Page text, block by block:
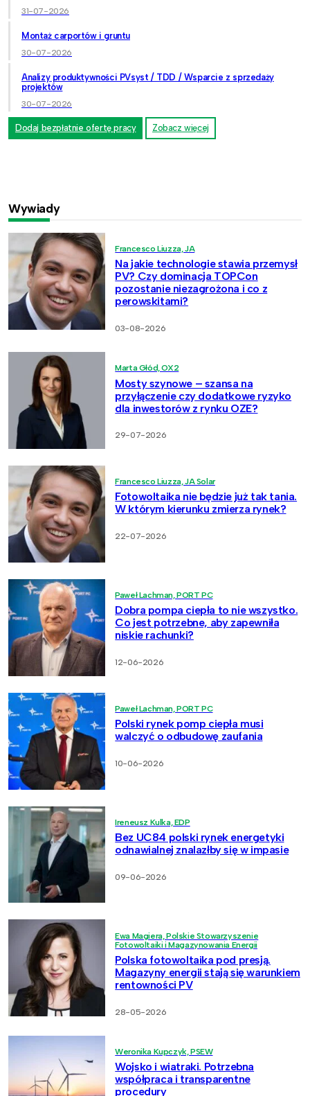
31-07-2026
Montaż carportów i gruntu
30-07-2026
Analizy produktywności PVsyst / TDD / Wsparcie z sprzedaży
projektów
30-07-2026
Dodaj bezpłatnie ofertę pracy Zobacz więcej
Wywiady
Francesco Liuzza, JA
Na jakie technologie stawia przemysł
PV? Czy dominacja TOPCon
pozostanie niezagrożona i co z
perowskitami?
03-08-2026
Marta Głód, OX2
Mosty szynowe – szansa na
przyłączenie czy dodatkowe ryzyko
dla inwestorów z rynku OZE?
29-07-2026
Francesco Liuzza, JA Solar
Fotowoltaika nie będzie już tak tania.
W którym kierunku zmierza rynek?
22-07-2026
Paweł Lachman, PORT PC
Dobra pompa ciepła to nie wszystko.
Co jest potrzebne, aby zapewniła
niskie rachunki?
12-06-2026
Paweł Lachman, PORT PC
Polski rynek pomp ciepła musi
walczyć o odbudowę zaufania
10-06-2026
Ireneusz Kulka, EDP
Bez UC84 polski rynek energetyki
odnawialnej znalazłby się w impasie
09-06-2026
Ewa Magiera, Polskie Stowarzyszenie
Fotowoltaiki i Magazynowania Energii
Polska fotowoltaika pod presją.
Magazyny energii stają się warunkiem
rentowności PV
28-05-2026
Weronika Kupczyk, PSEW
Wojsko i wiatraki. Potrzebna
współpraca i transparentne
procedury